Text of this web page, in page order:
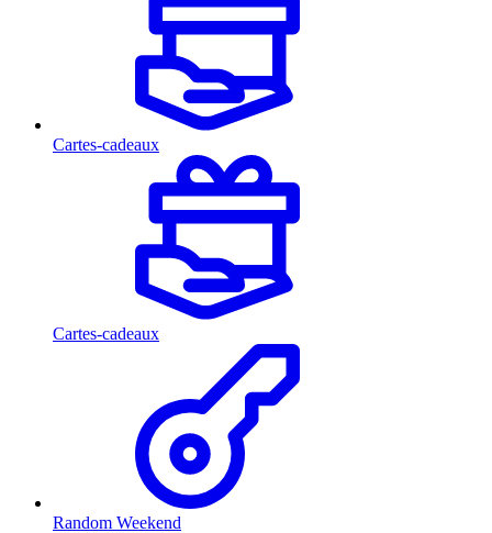
Cartes-cadeaux
Cartes-cadeaux
Random Weekend